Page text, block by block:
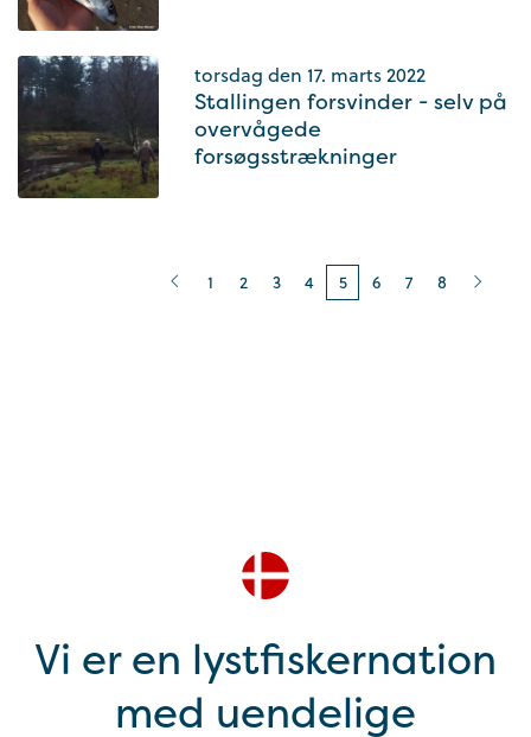
torsdag den 17. marts 2022
Stallingen forsvinder - selv på
overvågede
forsøgsstrækninger
1 2 3 4 5 6 7 8
Vi er en lystfiskernation
med uendelige